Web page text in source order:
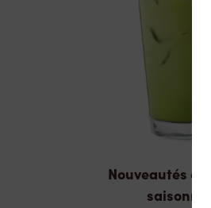
Nouveautés et